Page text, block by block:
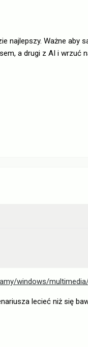
najlepszy. Ważne aby
a drugi z AI i wrzuć
windows/
lecieć niż się